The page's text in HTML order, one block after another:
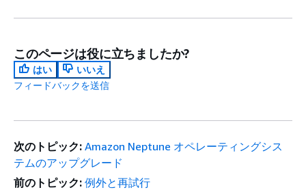
このページは役に立ちましたか?
はい
いいえ
フィードバックを送信
次のトピック: Amazon Neptune オペレーティングシス
テムのアップグレード
前のトピック: 例外と再試行